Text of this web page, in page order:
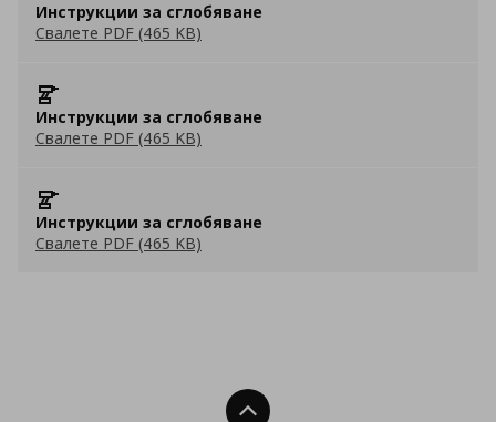
Инструкции за сглобяване
Свалете PDF (465 KB)
Инструкции за сглобяване
Свалете PDF (465 KB)
Инструкции за сглобяване
Свалете PDF (465 KB)
Нагоре